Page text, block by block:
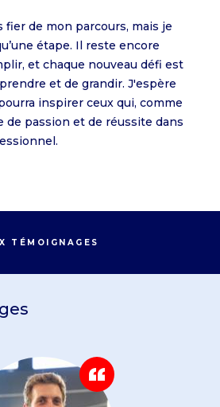
fier de mon parcours, mais je
étape. Il reste encore
et chaque nouveau défi est
et de grandir. J'espère
inspirer ceux qui, comme
de passion et de réussite dans
TÉMOIGNAGES